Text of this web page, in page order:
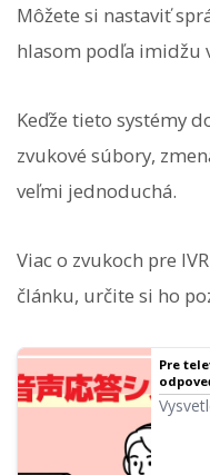
Môžete si nastaviť
hlasom podľa imidžu
Keďže tieto systémy
zvukové súbory,
veľmi jednoduchá.
Viac o zvukoch pre
článku, určite si ho
Pre